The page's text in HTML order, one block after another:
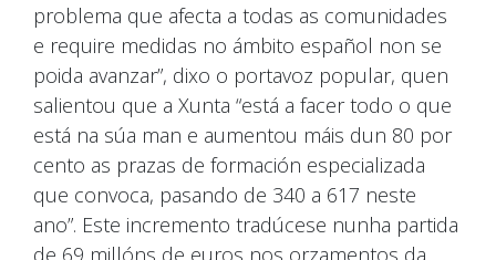
problema que afecta a todas as comunidades
e require medidas no ámbito español non se
poida avanzar”, dixo o portavoz popular, quen
salientou que a Xunta “está a facer todo o que
está na súa man e aumentou máis dun 80 por
cento as prazas de formación especializada
que convoca, pasando de 340 a 617 neste
ano”. Este incremento tradúcese nunha partida
de 69 millóns de euros nos orzamentos da